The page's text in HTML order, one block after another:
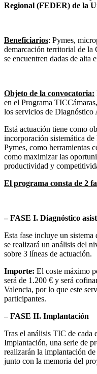
Regional (FEDER) de la
Beneficiarios: Pymes,
demarcación territorial de la
se encuentren dadas de alta
Objeto de la convocatoria:
en el Programa
los servicios de
Está actuación tiene como
incorporación sistemática
Pymes, como herramientas
como maximizar las
productividad y
El programa consta de 2
– FASE I. Diagnóstico
Esta fase incluye un
se realizará un análisis del
sobre 3 líneas de actuación.
Importe: El coste máximo
será de 1.200 € y será
Valencia, por lo que este
participantes.
– FASE II. Implantación
Tras el análisis TIC de cada
Implantación, una serie de
realizarán la implantación
junto con la memoria del